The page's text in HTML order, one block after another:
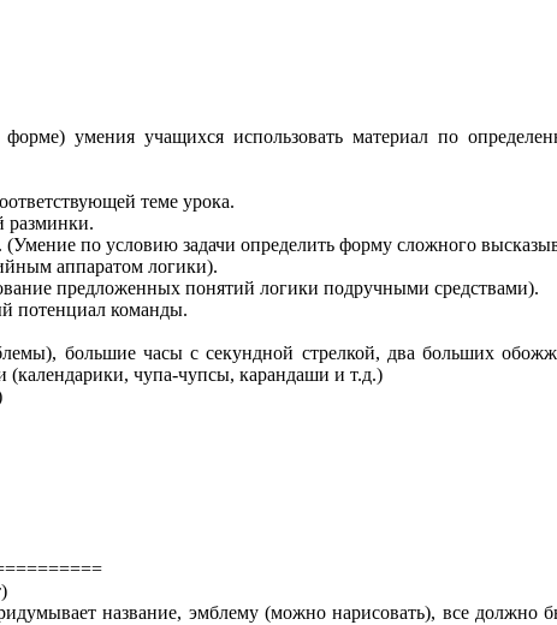
умения учащихся использовать материал по
теме урока.
разминки.
по условию задачи определить форму сложного
аппаратом логики).
предложенных понятий логики подручными средствами).
потенциал команды.
большие часы с секундной стрелкой, два больших
чупа-чупсы, карандаши и т.д.)
название, эмблему (можно нарисовать), все должно